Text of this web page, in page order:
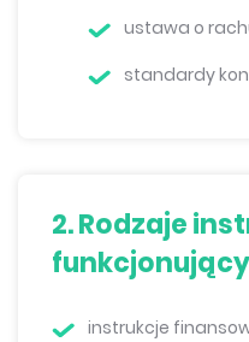
ustawa o
standardy
2. Rodzaje
instrukcje